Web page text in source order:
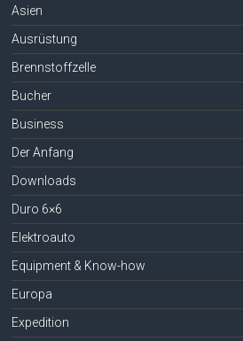
Asien
Ausrüstung
Brennstoffzelle
Bucher
Business
Der Anfang
Downloads
Duro 6×6
Elektroauto
Equipment & Know-how
Europa
Expedition